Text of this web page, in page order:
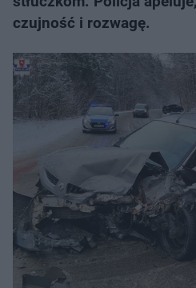
czujność i rozwagę.